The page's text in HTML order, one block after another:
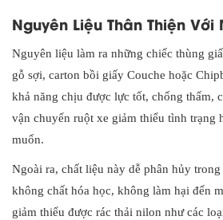
Nguyên Liệu Thân Thiện Với
Nguyên liệu làm ra những chiếc thùng
gỗ sợi, carton bồi giấy Couche hoặc
khả năng chịu được lực tốt, chống thấm,
vận chuyển ruột xe giảm thiểu tình trạng
muốn.
Ngoài ra, chất liệu này dễ phân hủy
không chất hóa học, không làm hại đến
giảm thiểu được rác thải nilon như các